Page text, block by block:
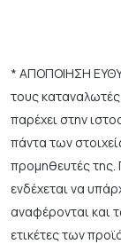
* ΑΠΟΠΟΙΗΣΗ
τους
παρέχει στην
πάντα των
προμηθευτές της.
ενδέχεται να
αναφέρονται και
ετικέτες των